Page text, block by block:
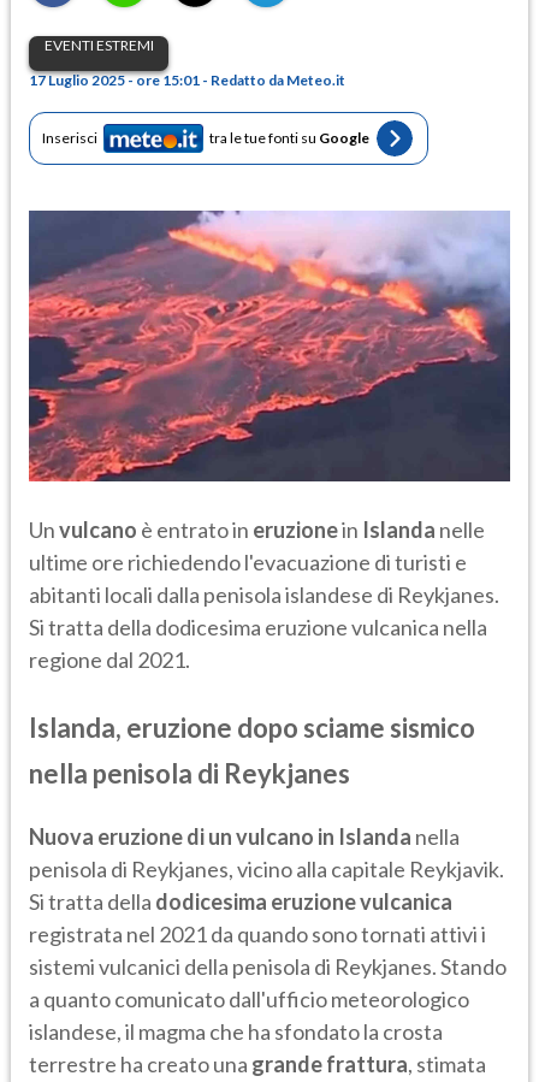
EVENTI ESTREMI
17 Luglio 2025 - ore 15:01 - Redatto da Meteo.it
Inserisci tra le tue fonti su Google
Unvulcano è entrato in eruzionein Islanda nelle
ultime ore richiedendo l'evacuazione di turisti e
abitanti locali dalla penisola islandese di Reykjanes.
Si tratta della dodicesima eruzione vulcanica nella
regione dal 2021.
Islanda, eruzione dopo sciame sismico
nella penisola di Reykjanes
Nuova eruzione di un vulcano in Islanda nella
penisola di Reykjanes, vicino alla capitale Reykjavik.
Si tratta della dodicesima eruzione vulcanica
registrata nel 2021 da quando sono tornati attivi i
sistemi vulcanici della penisola di Reykjanes. Stando
a quanto comunicato dall'ufficio meteorologico
islandese, il magma che ha sfondato la crosta
terrestre ha creato una grande frattura, stimata